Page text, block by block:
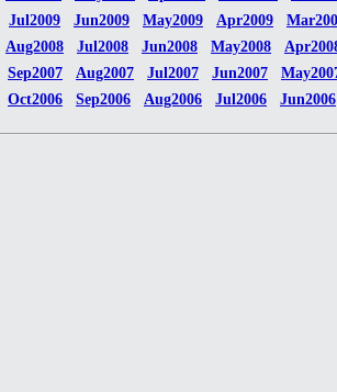
Jul2009 Jun2009 May2009 Apr2009
Aug2008 Jul2008 Jun2008 May2008
Sep2007 Aug2007 Jul2007 Jun2007
Oct2006 Sep2006 Aug2006 Jul2006 Jun2006